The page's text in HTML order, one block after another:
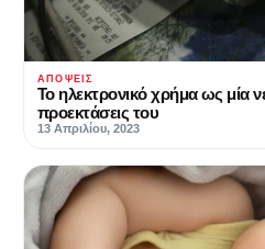
ΑΠΌΨΕΙΣ
Το ηλεκτρονικό χρήμα ως μία
προεκτάσεις του
13 Απριλίου, 2023